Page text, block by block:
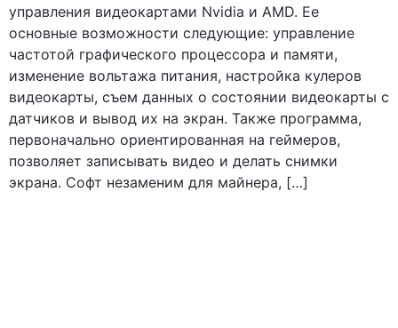
управления видеокартами Nvidia и AMD. Ее
основные возможности следующие: управление
частотой графического процессора и памяти,
изменение вольтажа питания, настройка кулеров
видеокарты, съем данных о состоянии видеокарты с
датчиков и вывод их на экран. Также программа,
первоначально ориентированная на геймеров,
позволяет записывать видео и делать снимки
экрана. Софт незаменим для майнера, […]